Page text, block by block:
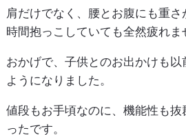
肩だけでなく、腰とお腹にも重
時間抱っこしていても全然疲れま
おかげで、子供とのお出かけも
ようになりました。
値段もお手頃なのに、機能性も
ったです。